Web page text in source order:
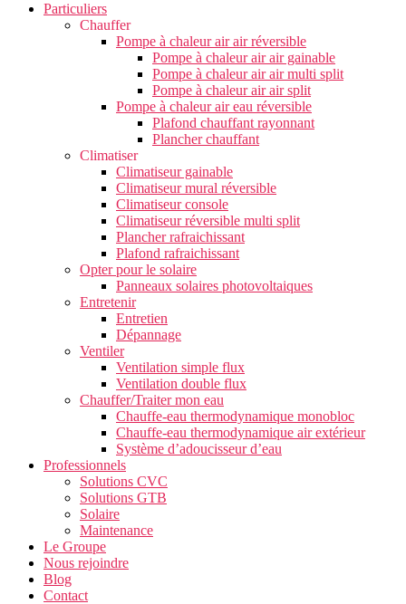
Particuliers
Chauffer
Pompe à chaleur air air réversible
Pompe à chaleur air air gainable
Pompe à chaleur air air multi split
Pompe à chaleur air air split
Pompe à chaleur air eau réversible
Plafond chauffant rayonnant
Plancher chauffant
Climatiser
Climatiseur gainable
Climatiseur mural réversible
Climatiseur console
Climatiseur réversible multi split
Plancher rafraichissant
Plafond rafraichissant
Opter pour le solaire
Panneaux solaires photovoltaiques
Entretenir
Entretien
Dépannage
Ventiler
Ventilation simple flux
Ventilation double flux
Chauffer/Traiter mon eau
Chauffe-eau thermodynamique monobloc
Chauffe-eau thermodynamique air extérieur
Système d’adoucisseur d’eau
Professionnels
Solutions CVC
Solutions GTB
Solaire
Maintenance
Le Groupe
Nous rejoindre
Blog
Contact